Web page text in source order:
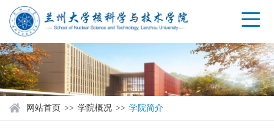
网站首页 >> 学院概况 >> 学院简介